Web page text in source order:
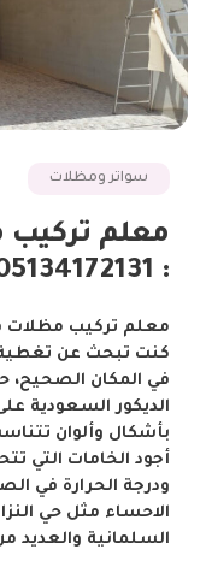
سواتر ومظلات
معلم
: 05134172131 مظلات الدمام الخبر
معلم تركيب مظلات
كنت تبحث عن تغطية
في المكان
الديكور السعودية
بأشكال وألوان
أجود الخامات التي
ودرجة الحرارة في
الاحساء مثل حي
السلمانية والعديد